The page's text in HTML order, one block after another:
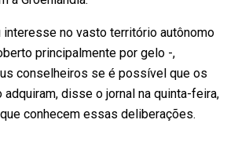
interesse no vasto território autônomo
principalmente por gelo -,
conselheiros se é possível que os
adquiram, disse o jornal na quinta-feira,
conhecem essas deliberações.